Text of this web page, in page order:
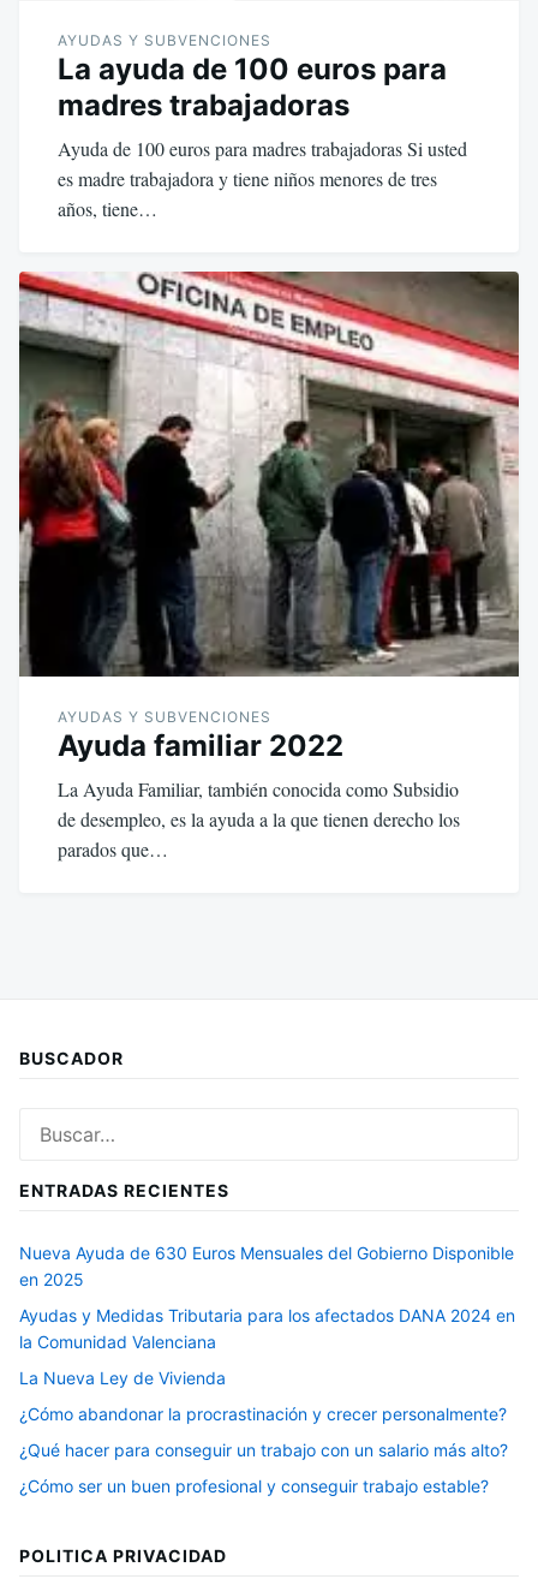
AYUDAS Y SUBVENCIONES
La ayuda de 100 euros para
madres trabajadoras
Ayuda de 100 euros para madres trabajadoras Si usted
es madre trabajadora y tiene niños menores de tres
años, tiene…
AYUDAS Y SUBVENCIONES
Ayuda familiar 2022
La Ayuda Familiar, también conocida como Subsidio
de desempleo, es la ayuda a la que tienen derecho los
parados que…
BUSCADOR
ENTRADAS RECIENTES
Nueva Ayuda de 630 Euros Mensuales del Gobierno Disponible
en 2025
Ayudas y Medidas Tributaria para los afectados DANA 2024 en
la Comunidad Valenciana
La Nueva Ley de Vivienda
¿Cómo abandonar la procrastinación y crecer personalmente?
¿Qué hacer para conseguir un trabajo con un salario más alto?
¿Cómo ser un buen profesional y conseguir trabajo estable?
POLITICA PRIVACIDAD